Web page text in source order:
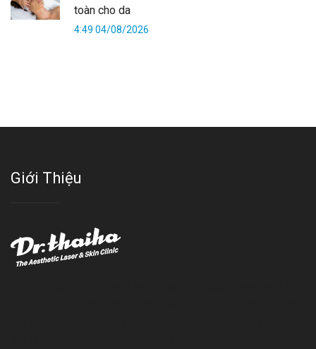
toàn cho da
4:49 04/08/2026
Giới Thiệu